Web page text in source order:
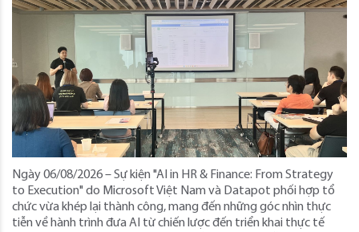
Ngày 06/08/2026 – Sự kiện "AI in HR & Finance: From Strategy
to Execution" do Microsoft Việt Nam và Datapot phối hợp tổ
chức vừa khép lại thành công, mang đến những góc nhìn thực
tiễn về hành trình đưa AI từ chiến lược đến triển khai thực tế